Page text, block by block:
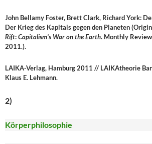
John Bellamy Foster, Brett Clark, Richard York:
Der Krieg des Kapitals gegen den Planeten
Rift:Capitalism’s War on the Earth. Monthly
2011.).
LAIKA-Verlag, Hamburg 2011 // LAIKAtheorie
Klaus E. Lehmann.
2)
Körperphilosophie